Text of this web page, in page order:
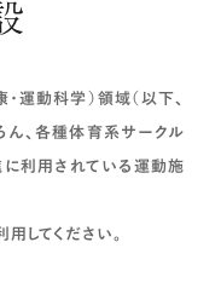
運動科学）領域（以下、
、各種体育系サークル
に利用されている運動施
してください。